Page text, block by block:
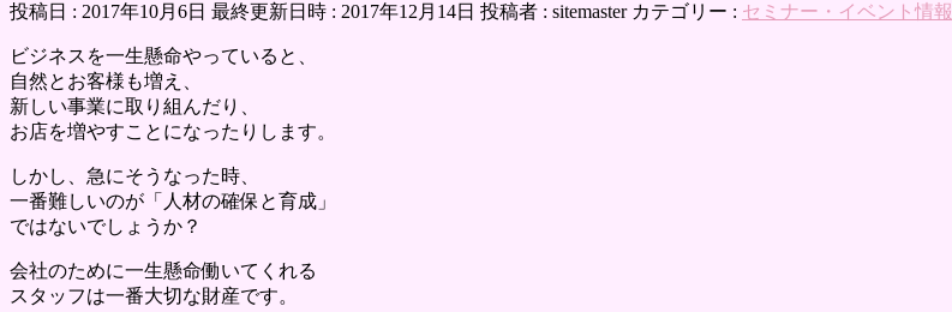
投稿日 : 2017年10月6日 最終更新日時 : 2017年12月14日 投稿者 : sitemaster カテゴリー : セミナー・イベント情報
ビジネスを一生懸命やっていると、
自然とお客様も増え、
新しい事業に取り組んだり、
お店を増やすことになったりします。
しかし、急にそうなった時、
一番難しいのが「人材の確保と育成」
ではないでしょうか？
会社のために一生懸命働いてくれる
スタッフは一番大切な財産です。